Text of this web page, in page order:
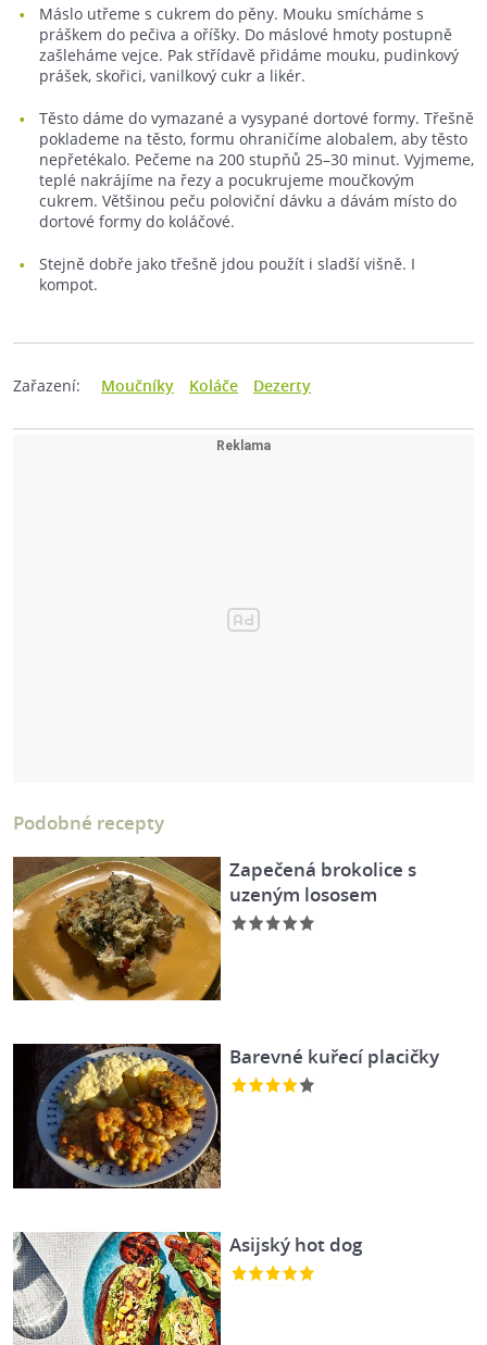
Máslo utřeme s cukrem do pěny. Mouku smícháme s
práškem do pečiva a oříšky. Do máslové hmoty postupně
zašleháme vejce. Pak střídavě přidáme mouku, pudinkový
prášek, skořici, vanilkový cukr a likér.
Těsto dáme do vymazané a vysypané dortové formy. Třešně
poklademe na těsto, formu ohraničíme alobalem, aby těsto
nepřetékalo. Pečeme na 200 stupňů 25–30 minut. Vyjmeme,
teplé nakrájíme na řezy a pocukrujeme moučkovým
cukrem. Většinou peču poloviční dávku a dávám místo do
dortové formy do koláčové.
Stejně dobře jako třešně jdou použít i sladší višně. I
kompot.
Zařazení: Moučníky Koláče Dezerty
Podobné recepty
Zapečená brokolice s
uzeným lososem
Barevné kuřecí placičky
Asijský hot dog